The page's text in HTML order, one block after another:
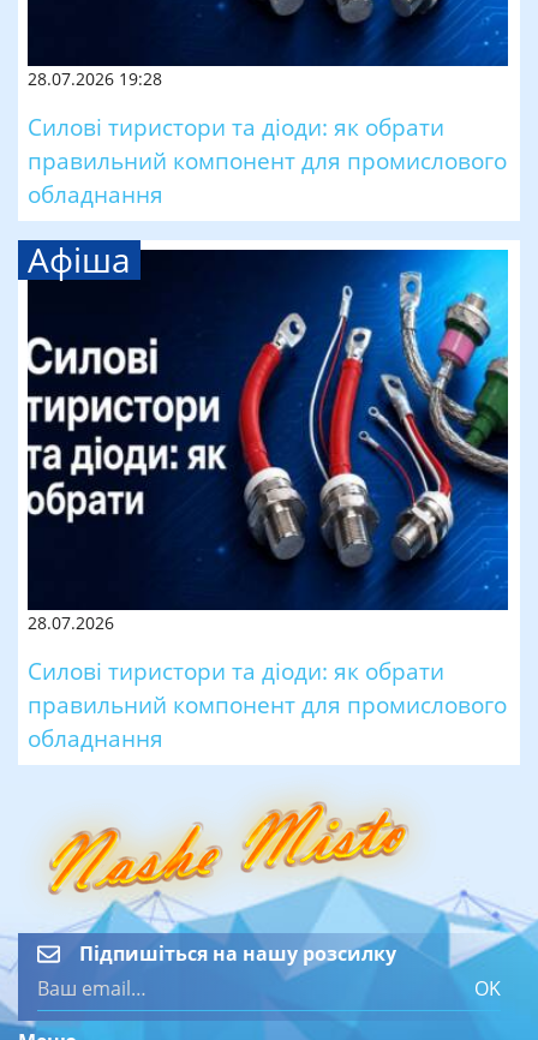
28.07.2026 19:28
Силові тиристори та діоди: як обрати
правильний компонент для промислового
обладнання
Афіша
28.07.2026
Силові тиристори та діоди: як обрати
правильний компонент для промислового
обладнання
Підпишіться на нашу розсилку
OK